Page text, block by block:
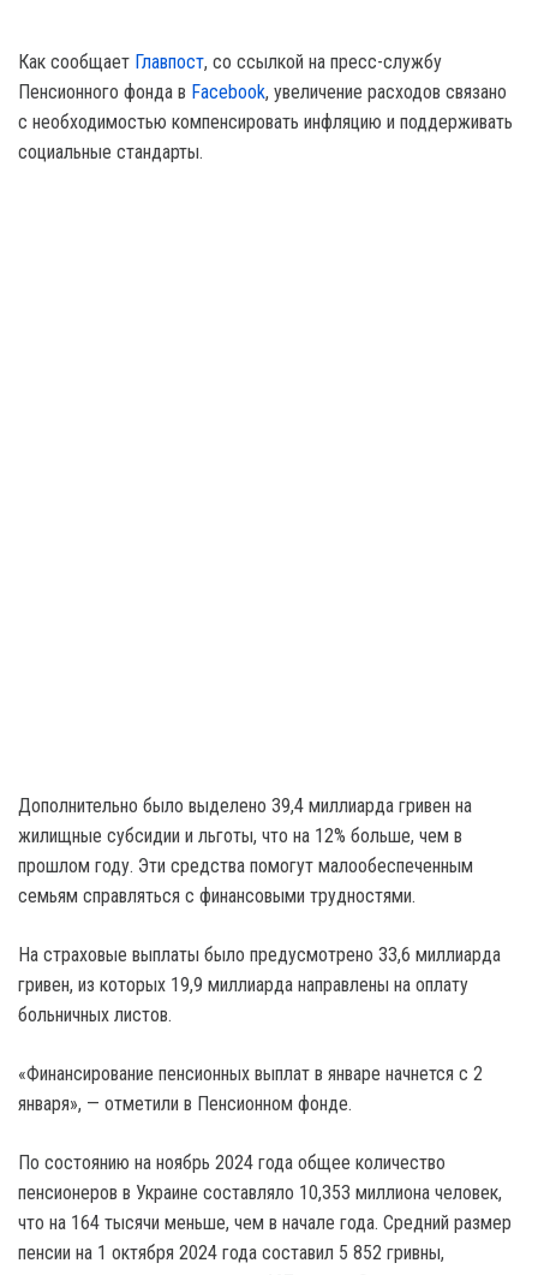
Как сообщает Главпост, со ссылкой на пресс-службу
Пенсионного фонда в Facebook, увеличение расходов связано
с необходимостью компенсировать инфляцию и поддерживать
социальные стандарты.
Дополнительно было выделено 39,4 миллиарда гривен на
жилищные субсидии и льготы, что на 12% больше, чем в
прошлом году. Эти средства помогут малообеспеченным
семьям справляться с финансовыми трудностями.
На страховые выплаты было предусмотрено 33,6 миллиарда
гривен, из которых 19,9 миллиарда направлены на оплату
больничных листов.
«Финансирование пенсионных выплат в январе начнется с 2
января», — отметили в Пенсионном фонде.
По состоянию на ноябрь 2024 года общее количество
пенсионеров в Украине составляло 10,353 миллиона человек,
что на 164 тысячи меньше, чем в начале года. Средний размер
пенсии на 1 октября 2024 года составил 5 852 гривны,